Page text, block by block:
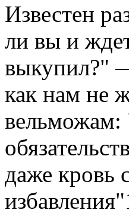
Известен
ли вы и
выкупил?"
как нам не
вельможам:
даже кpовь